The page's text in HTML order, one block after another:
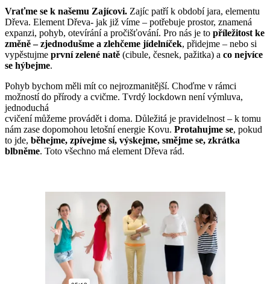
Vraťme se k našemu Zajícovi. Zajíc patří k období jara, elementu
Dřeva. Element Dřeva- jak již víme – potřebuje prostor, znamená
expanzi, pohyb, otevírání a pročišťování. Pro nás je to příležitost ke
změně – zjednodušme a zlehčeme jídelníček, přidejme – nebo si
vypěstujme první zelené natě (cibule, česnek, pažitka) a co nejvíce
se hýbejme.
Pohyb bychom měli mít co nejrozmanitější. Choďme v rámci
možností do přírody a cvičme. Tvrdý lockdown není výmluva,
jednoduchá
cvičení můžeme provádět i doma. Důležitá je pravidelnost – k tomu
nám zase dopomohou letošní energie Kovu. Protahujme se, pokud
to jde, běhejme, zpívejme si, výskejme, smějme se, zkrátka
blbněme. Toto všechno má element Dřeva rád.